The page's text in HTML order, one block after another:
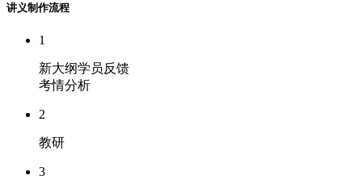
讲义制作流程
1
新大纲学员反馈
考情分析
2
教研
3